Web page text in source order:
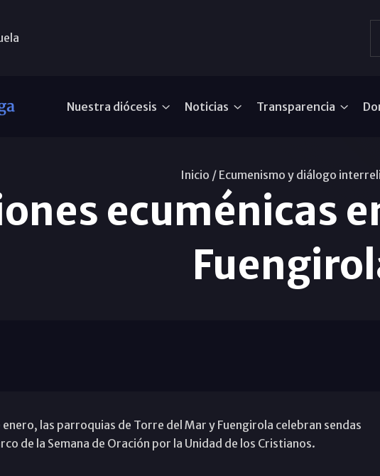
Nuestra diócesis Noticias Transparencia
Inicio / Ecumenismo y diálogo
ecuménicas
enero, las parroquias de Torre del Mar y Fuengirola celebran sendas
de la Semana de Oración por la Unidad de los Cristianos.